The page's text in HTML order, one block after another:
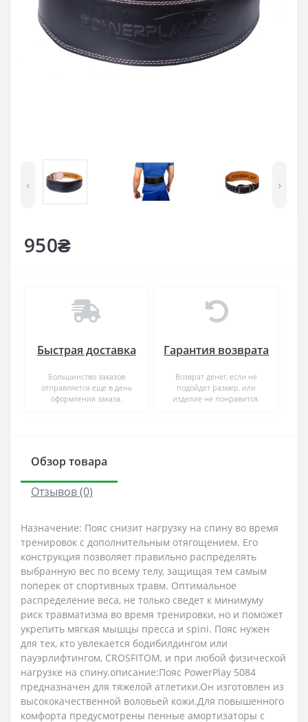
‹ ›
950₴
Быстрая доставка
Большинство заказов
отправляется еще в день
оформления заказа.
Гарантия возврата
Возврат денег, если не
подойдет размер, или
изделие не понравится.
Обзор товара
Отзывов (0)
Назначение: Пояс снизит нагрузку на спину во время
тренировок с дополнительным отягощением. Его
конструкция позволяет правильно распределять
выбранную вес по всему телу, защищая тем самым
поперек от спортивных травм. Оптимальное
распределение веса, не только сведет к минимуму
риск травматизма во время тренировки, но и поможет
укрепить мягкая мышцы пресса и spini. Пояс нужен
для тех, кто увлекается бодибилдингом или
пауэрлифтингом, CROSFITOM, и при любой физической
нагрузке на спину.описание:Пояс PowerPlay 5084
предназначен для тяжелой атлетики.Он изготовлен из
высококачественной воловьей кожи.Для повышенного
комфорта предусмотрены пенные амортизаторы с